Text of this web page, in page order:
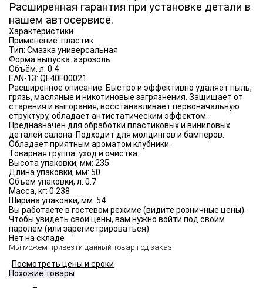
Расширенная гарантия при установке детали в
нашем автосервисе.
Характеристики
Применение: пластик
Тип: Смазка универсальная
Форма выпуска: аэрозоль
Объём, л: 0.4
EAN-13: QF40F00021
Расширенное описание: Быстро и эффективно удаляет пыль,
грязь, масляные и никотиновые загрязнения. Защищает от
старения и выгорания, восстанавливает первоначальную
структуру, обладает антистатическим эффектом.
Предназначен для обработки пластиковых и виниловых
деталей салона. Подходит для молдингов и бамперов.
Обладает приятным ароматом клубники.
Товарная группа: уход и очистка
Высота упаковки, мм: 235
Длина упаковки, мм: 50
Объем упаковки, л: 0.7
Масса, кг: 0.238
Ширина упаковки, мм: 54
Вы работаете в гостевом режиме (видите розничные цены).
Чтобы увидеть свои цены, вам нужно войти под своим
паролем (или зарегистрироваться).
Нет на складе
Мы можем привезти данный товар под заказ.
Посмотреть цены и сроки
Похожие товары